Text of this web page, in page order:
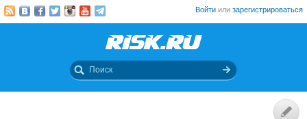
Войти или зарегистрироваться